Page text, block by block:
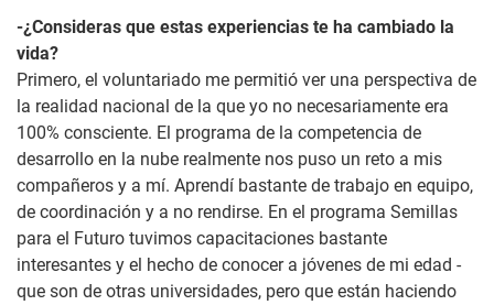
-¿Consideras que estas experiencias te ha cambiado la
vida?
Primero, el voluntariado me permitió ver una perspectiva de
la realidad nacional de la que yo no necesariamente era
100% consciente. El programa de la competencia de
desarrollo en la nube realmente nos puso un reto a mis
compañeros y a mí. Aprendí bastante de trabajo en equipo,
de coordinación y a no rendirse. En el programa Semillas
para el Futuro tuvimos capacitaciones bastante
interesantes y el hecho de conocer a jóvenes de mi edad -
que son de otras universidades, pero que están haciendo